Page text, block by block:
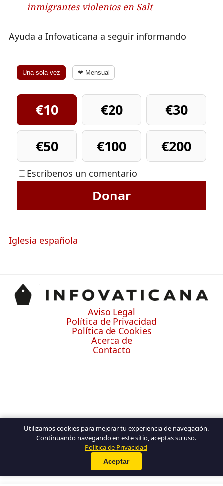
inmigrantes violentos en Salt
Ayuda a Infovaticana a seguir informando
Una sola vez ❤ Mensual
€10 €20
€30
€50
€100 €200
Escríbenos un comentario
Donar
Iglesia española
Aviso Legal
Política de Privacidad
Política de Cookies
Acerca de
Contacto
Utilizamos cookies para mejorar tu experiencia de navegación.
Continuando navegando en este sitio, aceptas su uso.
Política de Privacidad
Aceptar